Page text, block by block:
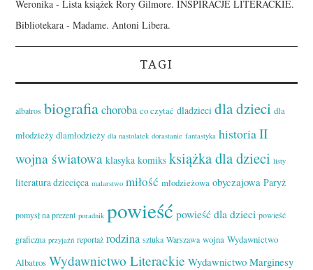
Weronika -Lista książek Rory Gilmore. INSPIRACJE LITERACKIE.
Bibliotekara -Madame. Antoni Libera.
TAGI
albatros biografia choroba co czytać dladzieci dla dzieci dla
młodzieży dlamłodzieży dla nastolatek dorastanie fantastyka historiaII
wojna światowa klasyka komiks książka dla dzieci listy
literatura dziecięca malarstwo miłość młodzieżowa obyczajowa Paryż
pomysł na prezent poradnik powieść powieść dla dzieci powieść
graficzna przyjaźń reportaż rodzina sztuka Warszawa wojna Wydawnictwo
Albatros Wydawnictwo Literackie Wydawnictwo Marginesy